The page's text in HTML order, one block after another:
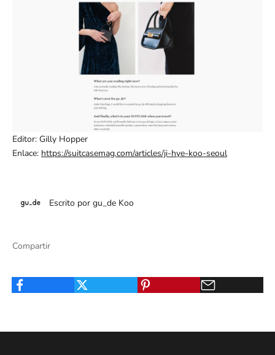
Editor: Gilly Hopper
Enlace: https://suitcasemag.com/articles/ji-hye-koo-seoul
Escrito por gu_de Koo
Compartir